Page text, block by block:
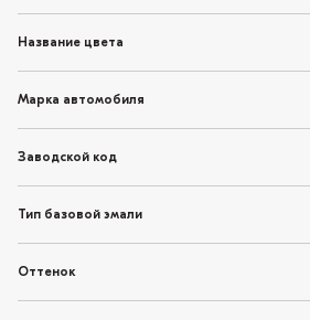
Название цвета
Марка автомобиля
Заводской код
Тип базовой эмали
Оттенок